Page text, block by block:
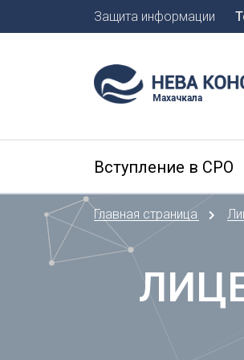
Защита информации
Махачкала
Вступление в СРО
Главная страница